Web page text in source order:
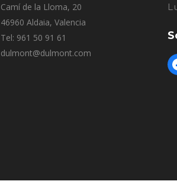
Camí de la Lloma, 20
46960 Aldaia, Valencia
Tel: 961 50 91 61
dulmont@dulmont.com